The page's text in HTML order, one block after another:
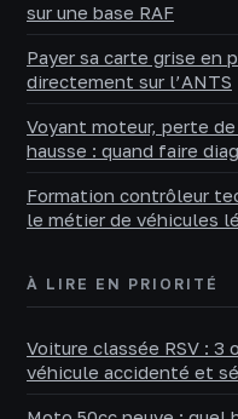
sur une base RAF
Payer sa carte grise en
directement sur l’ANTS
Voyant moteur, perte
hausse : quand faire
Formation contrôleur
le métier de véhicules
À LIRE EN PRIORITÉ
Voiture classée RSV : 3
véhicule accidenté et